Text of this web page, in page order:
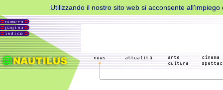
Utilizzando il nostro sito web si acconsente